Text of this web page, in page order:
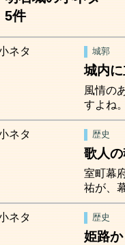
5件
城郭
城内
風情の
すよね
歴史
歌人
室町幕
祐が、
歴史
姫路